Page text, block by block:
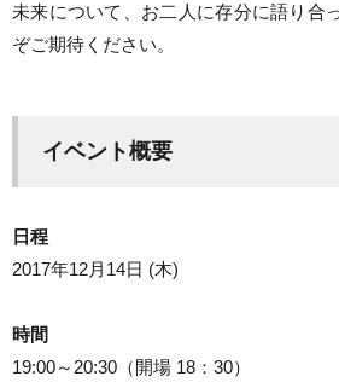
未来について、お二人に存分に語り合
ぞご期待ください。
イベント概要
日程
2017年12月14日 (木)
時間
19:00～20:30（開場 18：30）